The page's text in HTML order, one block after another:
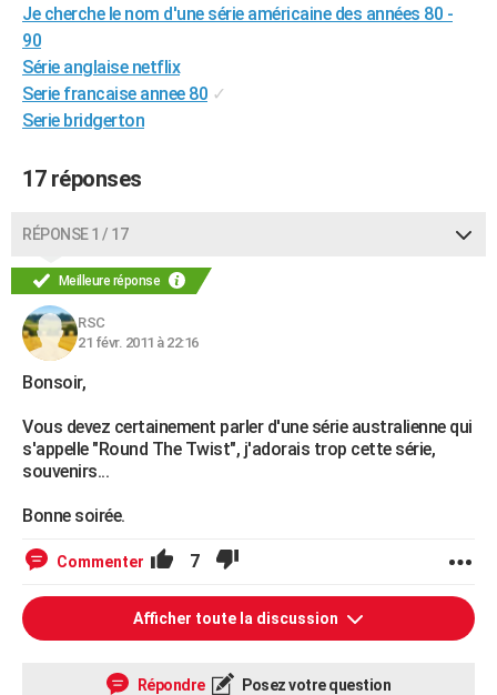
Carte de Noël
Carte Bonne année
Carte Saint-Valentin
Carte Pâques
Carte d'anniversaire
DICTIONNAIRE
Dictionnaire
Biographies
Citations
Expressions
Proverbes
PROGRAMME TV
COPAINS D'AVANT
S'inscrire
Se connecter
Lycées
Collèges
Primaires
Universités
Entreprises
Service militaire
Avis de recherche
AVIS DE DÉCÈS
Je cherche le nom d'une série américaine des années 80 -
90
Série anglaise netflix
Serie francaise annee 80 ✓
Serie bridgerton
17 réponses
RÉPONSE 1 / 17
Meilleure réponse
RSC
21 févr. 2011 à 22:16
Bonsoir,
Vous devez certainement parler d'une série australienne qui
s'appelle "Round The Twist", j'adorais trop cette série,
souvenirs...
Bonne soirée.
Commenter 7
Afficher toute la discussion
Répondre Posez votre question